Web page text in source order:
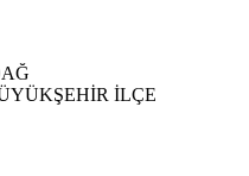
İLÇE